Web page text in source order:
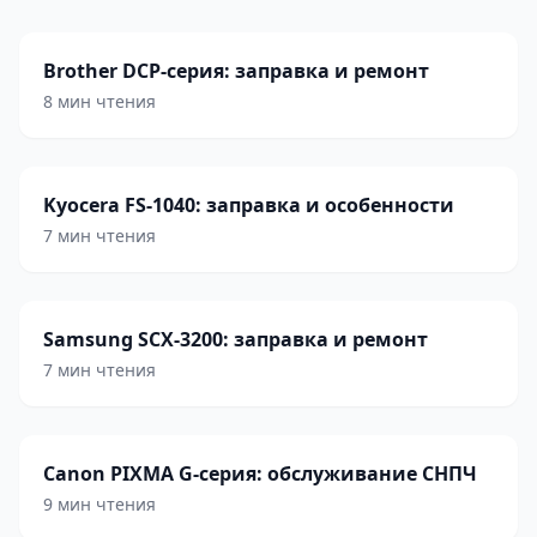
Brother DCP-серия: заправка и ремонт
8 мин чтения
Kyocera FS-1040: заправка и особенности
7 мин чтения
Samsung SCX-3200: заправка и ремонт
7 мин чтения
Canon PIXMA G-серия: обслуживание СНПЧ
9 мин чтения